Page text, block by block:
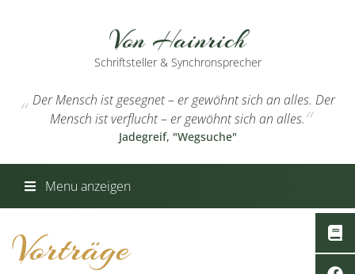
Von Hainrich
Schriftsteller & Synchronsprecher
Der Mensch ist gesegnet – er gewöhnt sich an alles. Der
Mensch ist verflucht – er gewöhnt sich an alles.
Jadegreif, "Wegsuche"
Menu anzeigen
Vorträge